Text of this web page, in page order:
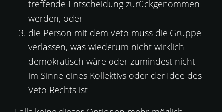
treffende Entscheidung zurückgenommen
werden, oder
die Person mit dem Veto muss die Gruppe
verlassen, was wiederum nicht wirklich
demokratisch wäre oder zumindest nicht
im Sinne eines Kollektivs oder der Idee des
Veto Rechts ist